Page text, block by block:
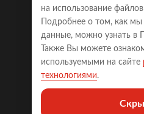
получения точной информации
требуемой комплектацией,
и цветовыми сочетаниями, а
автомобилей, пожалуйста,
соответствующего автосалона.
Права на сайт принадлежат
(ИНН 7714700709, ОГРН
22, ООО «БОРИСХОФ
5077746977930, +74957852244,
на использование
Подробнее о том, как мы
данные, можно узнать в
Также Вы можете
используемыми на сайте
технологиями.